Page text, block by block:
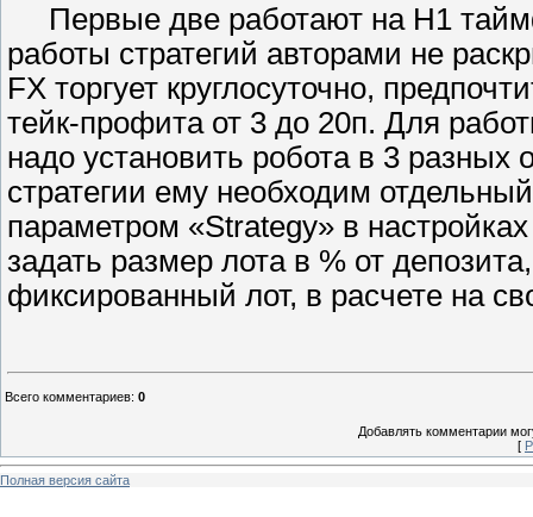
Первые две работают на Н1
работы стратегий авторами не
FX торгует круглосуточно,
тейк-профита от 3 до 20п. Для
надо установить робота в 3
стратегии ему необходим
параметром «Strategy» в
задать размер лота в % от
фиксированный лот, в расчете на
Всего комментариев: 0
Добавлять комментарии
[
Полная версия сайта